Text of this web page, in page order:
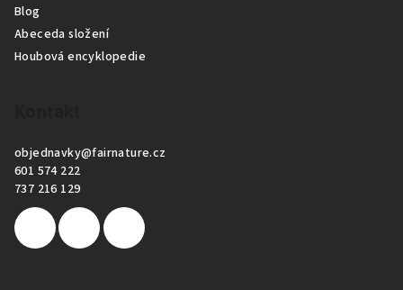
Blog
Abeceda složení
Houbová encyklopedie
objednavky@fairnature.cz
601 574 222
737 216 129